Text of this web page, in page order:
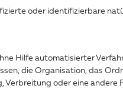
oder identifizierbare
Hilfe automatisierter
die Organisation, das
oder eine andere